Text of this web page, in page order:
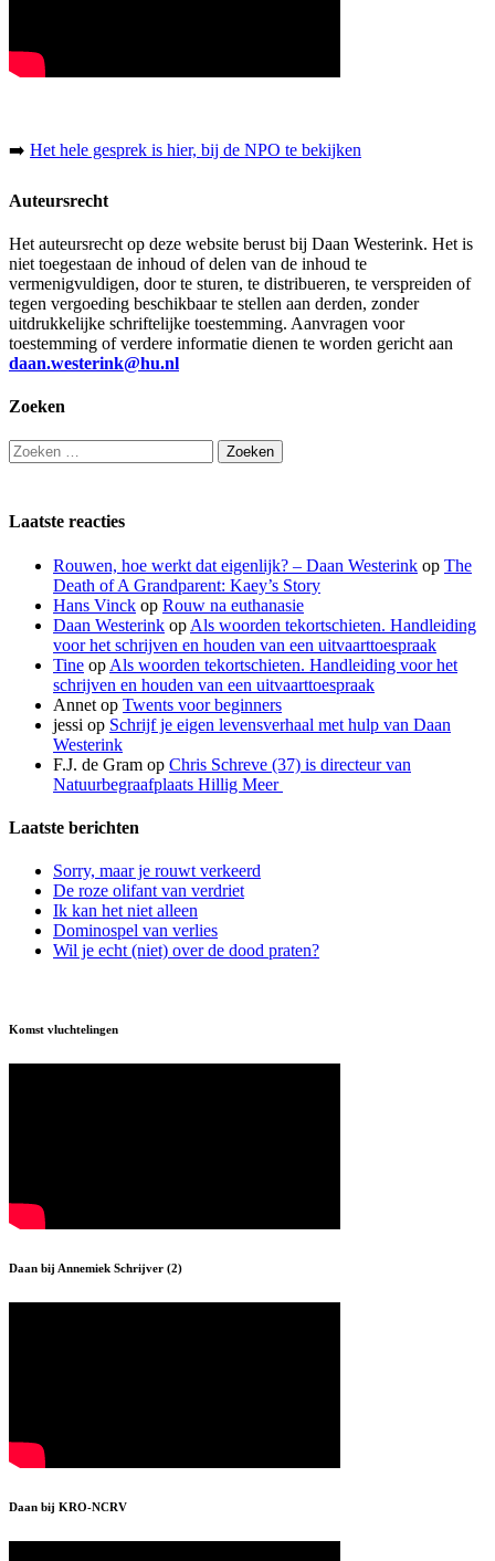
➡️ Het hele gesprek is hier, bij de NPO te bekijken
Auteursrecht
Het auteursrecht op deze website berust bij Daan Westerink. Het is
niet toegestaan de inhoud of delen van de inhoud te
vermenigvuldigen, door te sturen, te distribueren, te verspreiden of
tegen vergoeding beschikbaar te stellen aan derden, zonder
uitdrukkelijke schriftelijke toestemming. Aanvragen voor
toestemming of verdere informatie dienen te worden gericht aan
daan.westerink@hu.nl
Zoeken
Zoeken
naar:
Laatste reacties
Rouwen, hoe werkt dat eigenlijk? – Daan Westerink op The
Death of A Grandparent: Kaey’s Story
Hans Vinck op Rouw na euthanasie
Daan Westerink op Als woorden tekortschieten. Handleiding
voor het schrijven en houden van een uitvaarttoespraak
Tine op Als woorden tekortschieten. Handleiding voor het
schrijven en houden van een uitvaarttoespraak
Annet op Twents voor beginners
jessi op Schrijf je eigen levensverhaal met hulp van Daan
Westerink
F.J. de Gram op Chris Schreve (37) is directeur van
Natuurbegraafplaats Hillig Meer
Laatste berichten
Sorry, maar je rouwt verkeerd
De roze olifant van verdriet
Ik kan het niet alleen
Dominospel van verlies
Wil je echt (niet) over de dood praten?
Komst vluchtelingen
Daan bij Annemiek Schrijver (2)
Daan bij KRO-NCRV